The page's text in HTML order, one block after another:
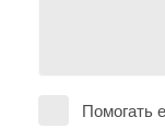
Помогать